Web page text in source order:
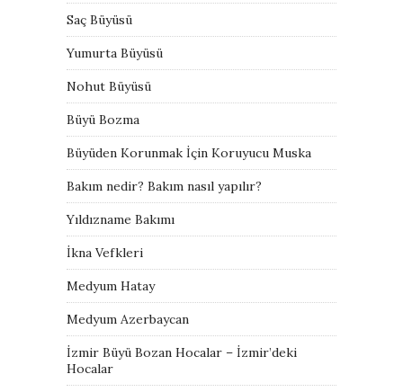
Saç Büyüsü
Yumurta Büyüsü
Nohut Büyüsü
Büyü Bozma
Büyüden Korunmak İçin Koruyucu Muska
Bakım nedir? Bakım nasıl yapılır?
Yıldızname Bakımı
İkna Vefkleri
Medyum Hatay
Medyum Azerbaycan
İzmir Büyü Bozan Hocalar – İzmir’deki
Hocalar